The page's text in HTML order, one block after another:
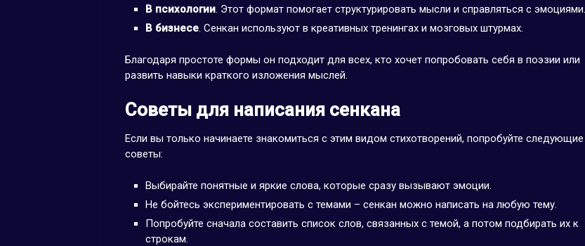
В психологии. Этот формат помогает структурировать мысли и справляться с эмоциями.
В бизнесе. Сенкан используют в креативных тренингах и мозговых штурмах.
Благодаря простоте формы он подходит для всех, кто хочет попробовать себя в поэзии или
развить навыки краткого изложения мыслей.
Советы для написания сенкана
Если вы только начинаете знакомиться с этим видом стихотворений, попробуйте следующие
советы:
Выбирайте понятные и яркие слова, которые сразу вызывают эмоции.
Не бойтесь экспериментировать с темами – сенкан можно написать на любую тему.
Попробуйте сначала составить список слов, связанных с темой, а потом подбирать их к
строкам.